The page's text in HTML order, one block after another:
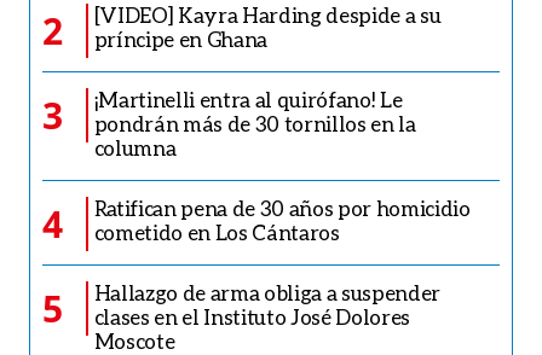
2
[VIDEO] Kayra Harding despide a su
príncipe en Ghana
3
¡Martinelli entra al quirófano! Le
pondrán más de 30 tornillos en la
columna
4
Ratifican pena de 30 años por homicidio
cometido en Los Cántaros
5
Hallazgo de arma obliga a suspender
clases en el Instituto José Dolores
Moscote